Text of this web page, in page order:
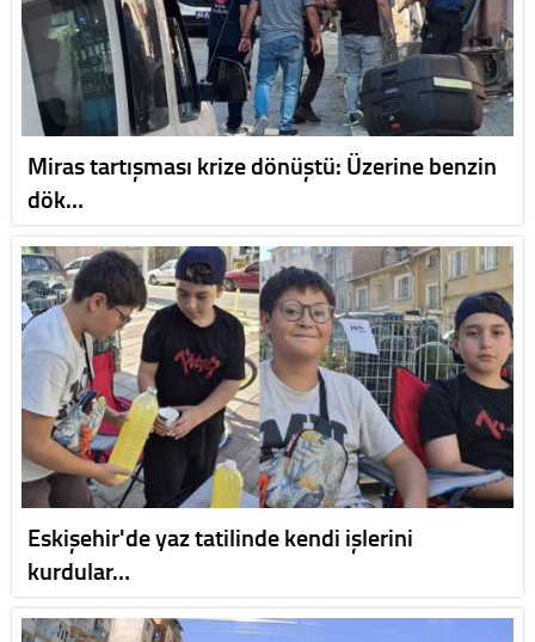
Miras tartışması krize dönüştü: Üzerine benzin
dök…
Eskişehir'de yaz tatilinde kendi işlerini
kurdular…